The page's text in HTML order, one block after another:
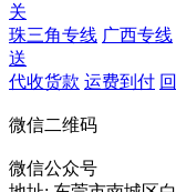
关
珠三角专线 广西专线
送
代收货款 运费到付
微信二维码
微信公众号